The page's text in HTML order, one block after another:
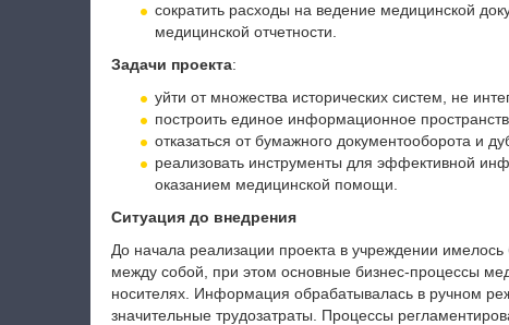
сократить расходы на ведение медицинской
медицинской отчетности.
Задачи проекта:
уйти от множества исторических систем, не
построить единое информационное
отказаться от бумажного документооборота и
реализовать инструменты для эффективной
оказанием медицинской помощи.
Ситуация до внедрения
До начала реализации проекта в учреждении
между собой, при этом основные бизнес-процессы
носителях. Информация обрабатывалась в ручном
значительные трудозатраты. Процессы